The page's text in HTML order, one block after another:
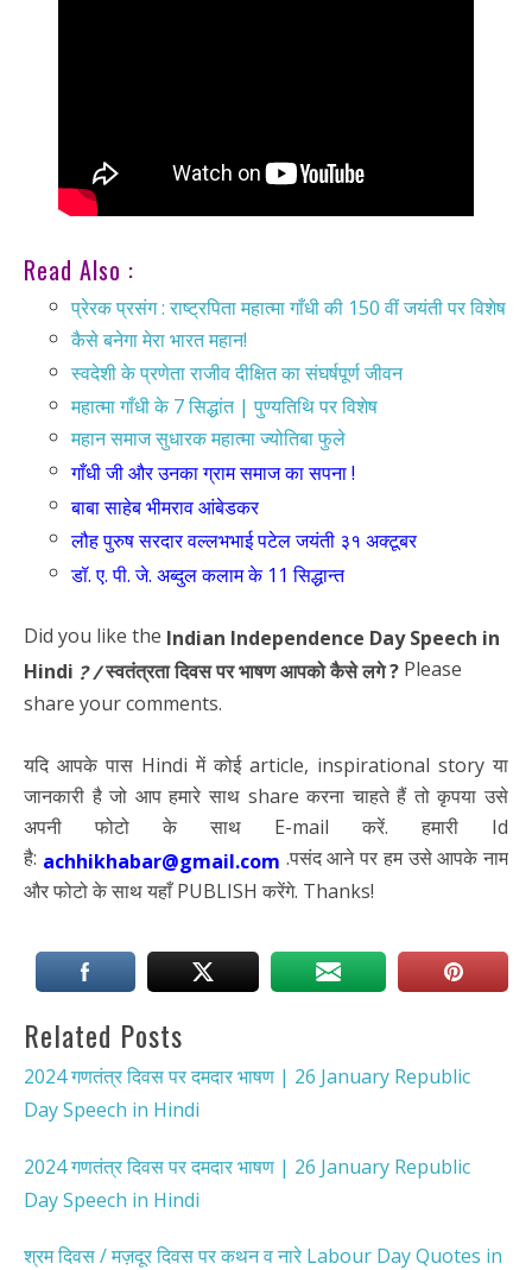
Read Also :
प्रेरक प्रसंग : राष्ट्रपिता महात्मा गाँधी की 150 वीं जयंती पर विशेष
कैसे बनेगा मेरा भारत महान!
स्वदेशी के प्रणेता राजीव दीक्षित का संघर्षपूर्ण जीवन
महात्मा गाँधी के 7 सिद्धांत | पुण्यतिथि पर विशेष
महान समाज सुधारक महात्मा ज्योतिबा फुले
गाँधी जी और उनका ग्राम समाज का सपना !
बाबा साहेब भीमराव आंबेडकर
लौह पुरुष सरदार वल्लभभाई पटेल जयंती ३१ अक्टूबर
डॉ. ए. पी. जे. अब्दुल कलाम के 11 सिद्धान्त
Did you like the Indian Independence Day Speech in
Hindi ? /स्वतंत्रता दिवस पर भाषण आपको कैसे लगे ? Please
share your comments.
यदि आपके पास Hindi में कोई article, inspirational story या
जानकारी है जो आप हमारे साथ share करना चाहते हैं तो कृपया उसे
अपनी फोटो के साथ E-mail करें. हमारी Id
है: achhikhabar@gmail.com .पसंद आने पर हम उसे आपके नाम
और फोटो के साथ यहाँ PUBLISH करेंगे. Thanks!
Related Posts
2024 गणतंत्र दिवस पर दमदार भाषण | 26 January Republic
Day Speech in Hindi
2024 गणतंत्र दिवस पर दमदार भाषण | 26 January Republic
Day Speech in Hindi
श्रम दिवस / मज़दूर दिवस पर कथन व नारे Labour Day Quotes in